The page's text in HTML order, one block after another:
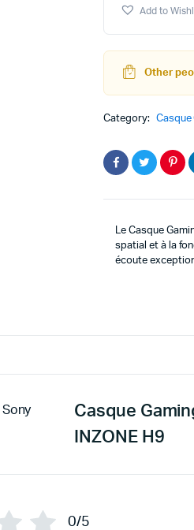
H9
Add to
Other
Category: Casque
Le Casque
spatial et à la
écoute
Casque
INZONE H9
0/5